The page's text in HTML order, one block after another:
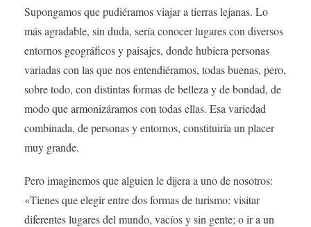
Supongamos que pudiéramos viajar a tierras lejanas. Lo
más agradable, sin duda, sería conocer lugares con diversos
entornos geográficos y paisajes, donde hubiera personas
variadas con las que nos entendiéramos, todas buenas, pero,
sobre todo, con distintas formas de belleza y de bondad, de
modo que armonizáramos con todas ellas. Esa variedad
combinada, de personas y entornos, constituiría un placer
muy grande.
Pero imaginemos que alguien le dijera a uno de nosotros:
«Tienes que elegir entre dos formas de turismo: visitar
diferentes lugares del mundo, vacíos y sin gente; o ir a un